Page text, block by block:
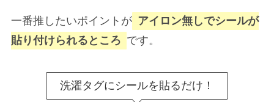
一番推したいポイントが アイロン無しでシールが
貼り付けられるところ です。
洗濯タグにシールを貼るだけ！